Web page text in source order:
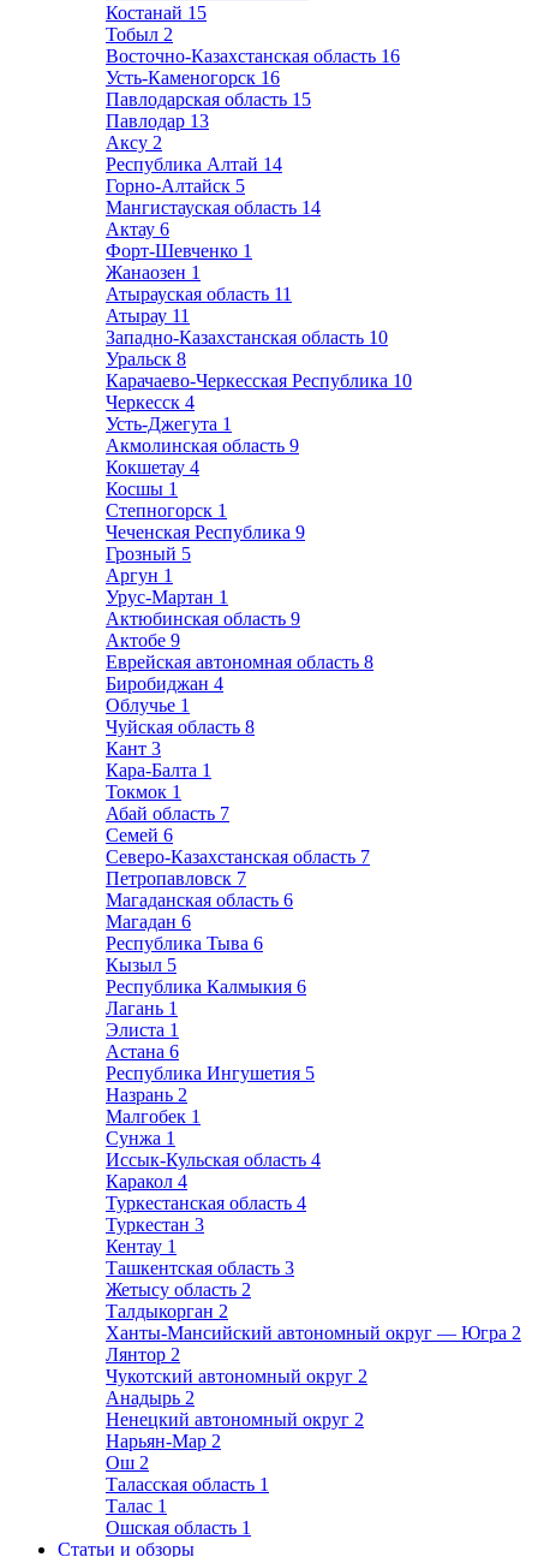
Костанай 15
Тобыл 2
Восточно-Казахстанская область 16
Усть-Каменогорск 16
Павлодарская область 15
Павлодар 13
Аксу 2
Республика Алтай 14
Горно-Алтайск 5
Мангистауская область 14
Актау 6
Форт-Шевченко 1
Жанаозен 1
Атырауская область 11
Атырау 11
Западно-Казахстанская область 10
Уральск 8
Карачаево-Черкесская Республика 10
Черкесск 4
Усть-Джегута 1
Акмолинская область 9
Кокшетау 4
Косшы 1
Степногорск 1
Чеченская Республика 9
Грозный 5
Аргун 1
Урус-Мартан 1
Актюбинская область 9
Актобе 9
Еврейская автономная область 8
Биробиджан 4
Облучье 1
Чуйская область 8
Кант 3
Кара-Балта 1
Токмок 1
Абай область 7
Семей 6
Северо-Казахстанская область 7
Петропавловск 7
Магаданская область 6
Магадан 6
Республика Тыва 6
Кызыл 5
Республика Калмыкия 6
Лагань 1
Элиста 1
Астана 6
Республика Ингушетия 5
Назрань 2
Малгобек 1
Сунжа 1
Иссык-Кульская область 4
Каракол 4
Туркестанская область 4
Туркестан 3
Кентау 1
Ташкентская область 3
Жетысу область 2
Талдыкорган 2
Ханты-Мансийский автономный округ — Югра 2
Лянтор 2
Чукотский автономный округ 2
Анадырь 2
Ненецкий автономный округ 2
Нарьян-Мар 2
Ош 2
Таласская область 1
Талас 1
Ошская область 1
Статьи и обзоры